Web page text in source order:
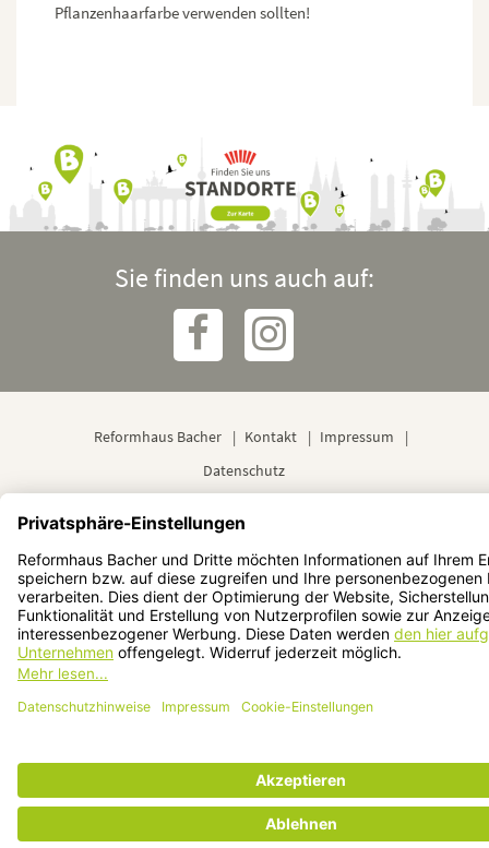
Pflanzenhaarfarbe verwenden sollten!
Sie finden uns auch auf:
Reformhaus Bacher Kontakt
Impressum
Datenschutz
© 2024 Reformhaus Bacher